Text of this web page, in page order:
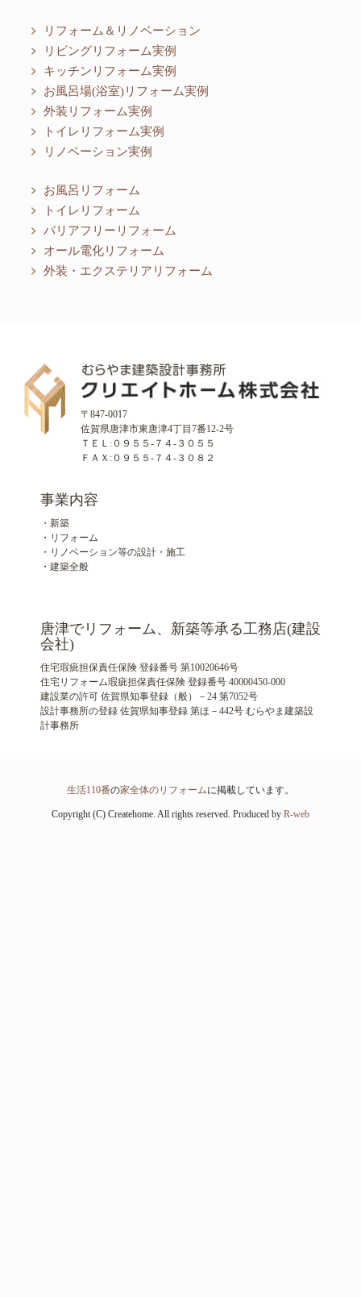
リフォーム＆リノベーション
リビングリフォーム実例
キッチンリフォーム実例
お風呂場(浴室)リフォーム実例
外装リフォーム実例
トイレリフォーム実例
リノベーション実例
お風呂リフォーム
トイレリフォーム
バリアフリーリフォーム
オール電化リフォーム
外装・エクステリアリフォーム
〒847-0017
佐賀県唐津市東唐津4丁目7番12-2号
ＴＥＬ:０９５５-７４-３０５５
ＦＡＸ:０９５５-７４-３０８２
事業内容
・新築
・リフォーム
・リノベーション等の設計・施工
・建築全般
唐津でリフォーム、新築等承る工務店(建設
会社)
住宅瑕疵担保責任保険 登録番号 第10020646号
住宅リフォーム瑕疵担保責任保険 登録番号 40000450-000
建設業の許可 佐賀県知事登録（般）－24 第7052号
設計事務所の登録 佐賀県知事登録 第ほ－442号 むらやま建築設
計事務所
生活110番の家全体のリフォームに掲載しています。
Copyright (C) Createhome. All rights reserved. Produced by R-web